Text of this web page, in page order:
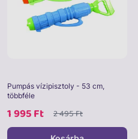
Pumpás vízipisztoly - 53 cm,
többféle
1 995 Ft 2 495 Ft